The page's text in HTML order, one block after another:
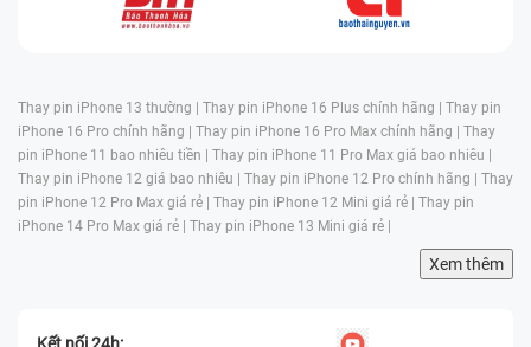
Thay pin iPhone 13 thường | Thay pin iPhone 16 Plus chính hãng | Thay pin
iPhone 16 Pro chính hãng | Thay pin iPhone 16 Pro Max chính hãng | Thay
pin iPhone 11 bao nhiêu tiền | Thay pin iPhone 11 Pro Max giá bao nhiêu |
Thay pin iPhone 12 giá bao nhiêu | Thay pin iPhone 12 Pro chính hãng | Thay
pin iPhone 12 Pro Max giá rẻ | Thay pin iPhone 12 Mini giá rẻ | Thay pin
iPhone 14 Pro Max giá rẻ | Thay pin iPhone 13 Mini giá rẻ |
Xem thêm